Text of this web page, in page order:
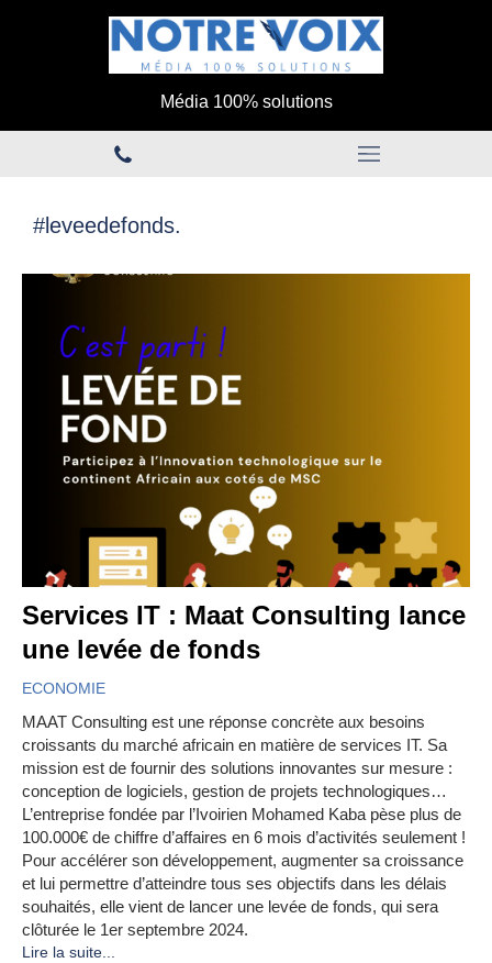
Média 100% solutions
#leveedefonds.
Services IT : Maat Consulting lance
une levée de fonds
ECONOMIE
MAAT Consulting est une réponse concrète aux besoins
croissants du marché africain en matière de services IT. Sa
mission est de fournir des solutions innovantes sur mesure :
conception de logiciels, gestion de projets technologiques…
L’entreprise fondée par l’Ivoirien Mohamed Kaba pèse plus de
100.000€ de chiffre d’affaires en 6 mois d’activités seulement !
Pour accélérer son développement, augmenter sa croissance
et lui permettre d’atteindre tous ses objectifs dans les délais
souhaités, elle vient de lancer une levée de fonds, qui sera
clôturée le 1er septembre 2024.
Lire la suite...